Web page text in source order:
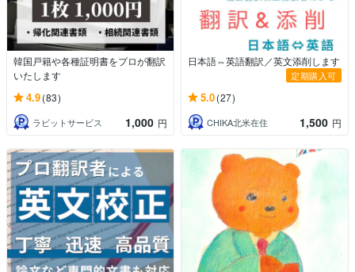
韓国戸籍や各種証明書をプロが翻訳
いたします
4.9(83)
ラビットサービス 1,000 円
日本語⇔英語翻訳／英文添削します
定期購入可
5.0(27)
CHIKA北米在住 1,500 円